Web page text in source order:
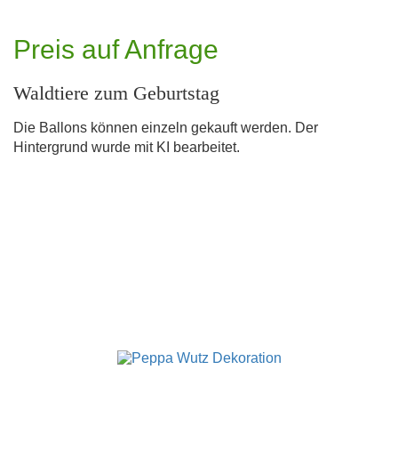
Preis auf Anfrage
Waldtiere zum Geburtstag
Die Ballons können einzeln gekauft werden. Der
Hintergrund wurde mit KI bearbeitet.